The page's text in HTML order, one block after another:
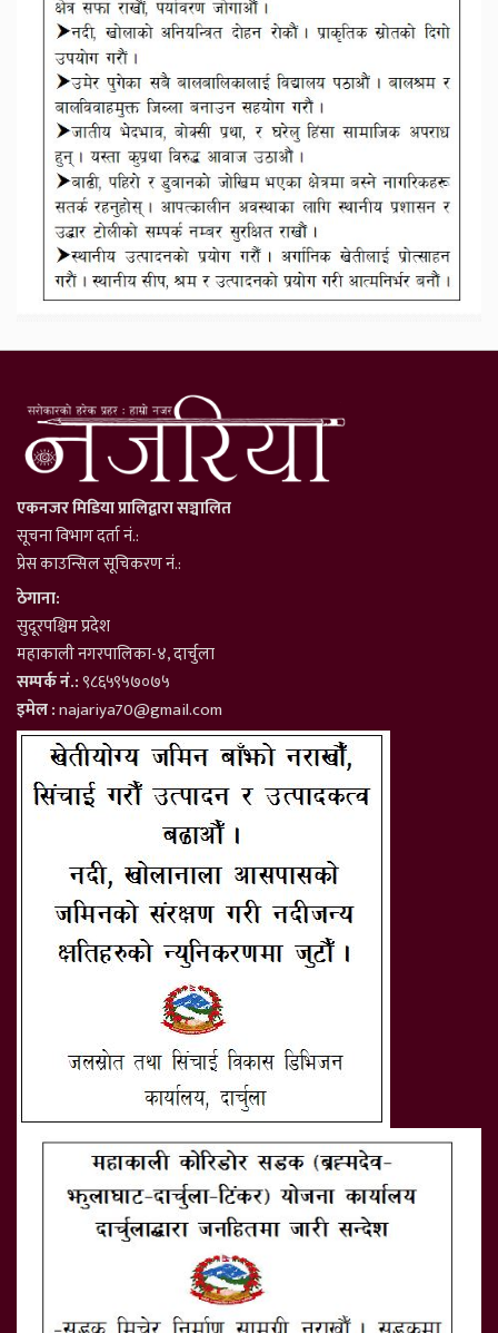
एकनजर मिडिया प्रालिद्वारा सञ्चालित
सूचना विभाग दर्ता नं.:
प्रेस काउन्सिल सूचिकरण नं.:
ठेगाना:
सुदूरपश्चिम प्रदेश
महाकाली नगरपालिका-४, दार्चुला
सम्पर्क नं.:९८६५९५७०७५
इमेल :najariya70@gmail.com